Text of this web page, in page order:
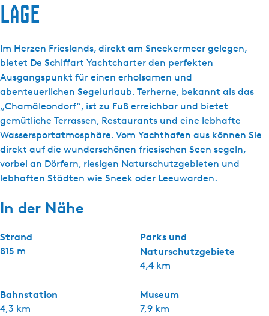
Lage
Im Herzen Frieslands, direkt am Sneekermeer gelegen,
bietet De Schiffart Yachtcharter den perfekten
Ausgangspunkt für einen erholsamen und
abenteuerlichen Segelurlaub. Terherne, bekannt als das
„Chamäleondorf“, ist zu Fuß erreichbar und bietet
gemütliche Terrassen, Restaurants und eine lebhafte
Wassersportatmosphäre. Vom Yachthafen aus können Sie
direkt auf die wunderschönen friesischen Seen segeln,
vorbei an Dörfern, riesigen Naturschutzgebieten und
lebhaften Städten wie Sneek oder Leeuwarden.
In der Nähe
Strand
815 m
Parks und
Naturschutzgebiete
4,4 km
Bahnstation
4,3 km
Museum
7,9 km